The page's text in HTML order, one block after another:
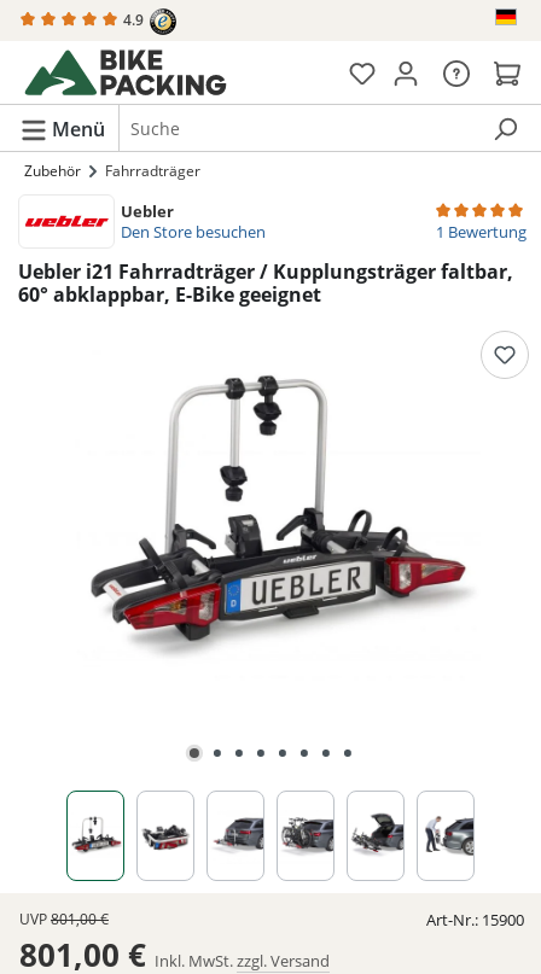
springen 4.9
Menü
Zubehör Fahrradträger
Uebler
Den Store besuchen
Uebler i21 Fahrradträger / Kupplungsträger faltbar,
60° abklappbar, E-Bike geeignet
1 Bewertung
UVP801,00 €
801,00 € Inkl. MwSt.zzgl. Versand
Art-Nr.: 15900